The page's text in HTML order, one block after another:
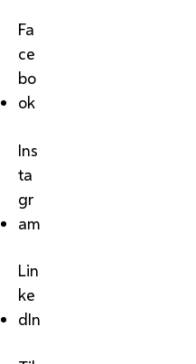
Fa
ce
bo
ok
Ins
ta
gr
am
Lin
ke
dIn